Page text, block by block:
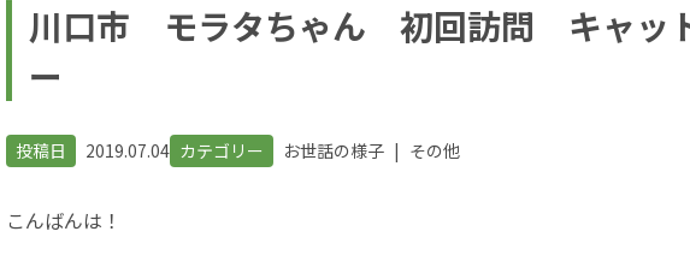
川口市 モラタちゃん 初回訪問 キャッ
ー
投稿日 2019.07.04 カテゴリー お世話の様子 | その他
こんばんは！